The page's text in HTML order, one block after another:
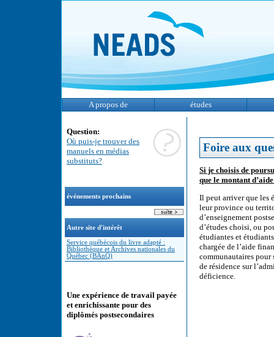
A propos de études
Question:
Où puis-je trouver des
manuels en médias
substituts?
événements prochains
Autre site d'intérêt
Service québécois du livre adapté :
Bibliothèque et Archives nationales du
Québec (BAnQ)
Une expérience de travail payée
et enrichissante pour des
diplômés postsecondaires
Foire aux
Si je choisis de
que le montant
Il peut arriver que les
leur province ou
d’enseignement
d’études choisi, ou
étudiantes et
chargée de l’aide
communautaires pour
de résidence sur
déficience.